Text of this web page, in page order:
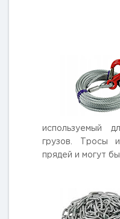
используемый
грузов. Тросы
прядей и могут